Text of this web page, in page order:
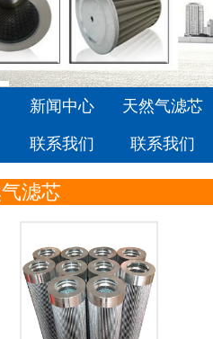
在线留言
联系我们
新闻中心 天然气滤芯
联系我们 联系我们
滤芯